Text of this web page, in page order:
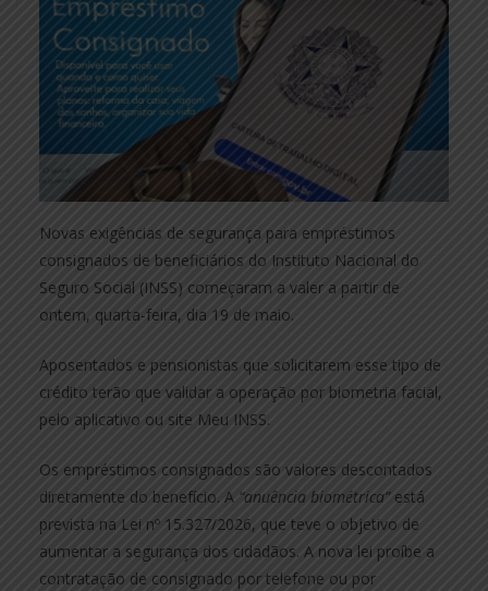
Novas exigências de segurança para empréstimos
consignados de beneficiários do Instituto Nacional do
Seguro Social (INSS) começaram a valer a partir de
ontem, quarta-feira, dia 19 de maio.
Aposentados e pensionistas que solicitarem esse tipo de
crédito terão que validar a operação por biometria facial,
pelo aplicativo ou site Meu INSS.
Os empréstimos consignados são valores descontados
diretamente do benefício. A “anuência biométrica”está
prevista na Lei nº 15.327/2026, que teve o objetivo de
aumentar a segurança dos cidadãos. A nova lei proíbe a
contratação de consignado por telefone ou por